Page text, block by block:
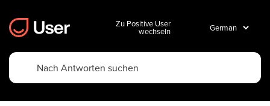
Zu Positive User
wechseln